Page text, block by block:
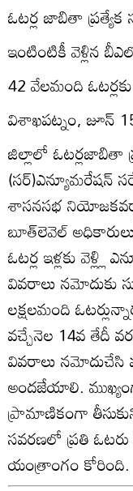
ఓటర్ల జాబితా ప్రత్యేక
ఇంటింటికీ వెళ్లిన
42 వేలమంది
విశాఖపట్నం, జూన్‌
జిల్లాలో ఓటర్లజాబితా
(సర్‌)ఎన్యూమరేషన్‌
శాసనసభ
బూత్‌లెవెల్‌
ఓటర్ల ఇళ్లకు
వివరాలు నమోదుకు
లక్షలమంది
వచ్చేనెల 14వ తేదీ
వివరాలు నమోదుచేసి
అందజేయాలి.
ప్రామాణికంగా
సవరణలో ప్రతి
యంత్రాంగం కోరింది.